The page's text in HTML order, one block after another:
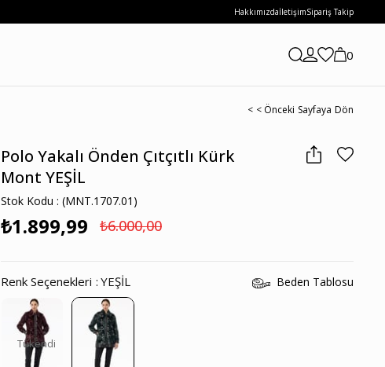
HakkımızdaİletişimSipariş Takip
0
< < Önceki Sayfaya Dön
Polo Yakalı Önden Çıtçıtlı Kürk
Mont YEŞİL
Stok Kodu (MNT.1707.01)
₺6.000,00
₺1.899,99
Beden Tablosu
Renk Seçenekleri YEŞİL
Tükendi